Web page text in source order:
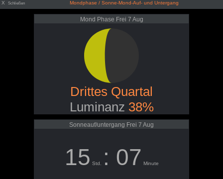
X Schließen Mondphase / Sonne-Mond-Auf- und Untergang
Mond Phase Frei 7 Aug
Drittes Quartal
Luminanz 38%
Sonneauf/untergang Frei 7 Aug
15 Std. : 07 Minute